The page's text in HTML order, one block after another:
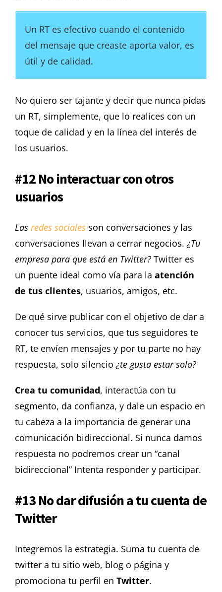
Un RT es efectivo cuando el contenido
del mensaje que creaste aporta valor, es
útil y de calidad.
No quiero ser tajante y decir que nunca pidas
un RT, simplemente, que lo realices con un
toque de calidad y en la línea del interés de
los usuarios.
#12 No interactuar con otros
usuarios
Las redes sociales son conversaciones y las
conversaciones llevan a cerrar negocios. ¿Tu
empresa para que está en Twitter? Twitter es
un puente ideal como vía para la atención
de tus clientes, usuarios, amigos, etc.
De qué sirve publicar con el objetivo de dar a
conocer tus servicios, que tus seguidores te
RT, te envíen mensajes y por tu parte no hay
respuesta, solo silencio ¿te gusta estar solo?
Crea tu comunidad, interactúa con tu
segmento, da confianza, y dale un espacio en
tu cabeza a la importancia de generar una
comunicación bidireccional. Si nunca damos
respuesta no podremos crear un “canal
bidireccional” Intenta responder y participar.
#13 No dar difusión a tu cuenta de
Twitter
Integremos la estrategia. Suma tu cuenta de
twitter a tu sitio web, blog o página y
promociona tu perfil en Twitter.